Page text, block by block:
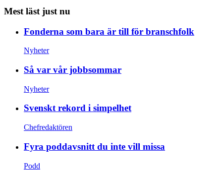
Mest läst just nu
Fonderna som bara är till för branschfolk
Nyheter
Så var vår jobbsommar
Nyheter
Svenskt rekord i simpelhet
Chefredaktören
Fyra poddavsnitt du inte vill missa
Podd